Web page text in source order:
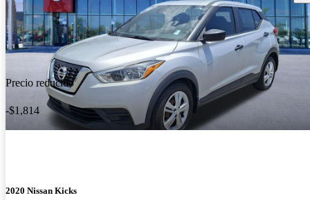
Precio reducido
-$1,814
2020 Nissan Kicks